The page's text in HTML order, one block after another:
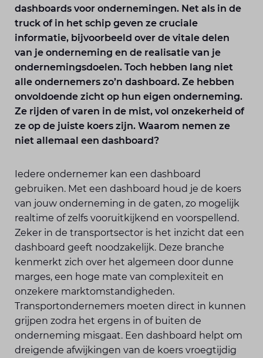
dashboards voor ondernemingen. Net als in de
truck of in het schip geven ze cruciale
informatie, bijvoorbeeld over de vitale delen
van je onderneming en de realisatie van je
ondernemingsdoelen. Toch hebben lang niet
alle ondernemers zo’n dashboard. Ze hebben
onvoldoende zicht op hun eigen onderneming.
Ze rijden of varen in de mist, vol onzekerheid of
ze op de juiste koers zijn. Waarom nemen ze
niet allemaal een dashboard?
Iedere ondernemer kan een dashboard
gebruiken. Met een dashboard houd je de koers
van jouw onderneming in de gaten, zo mogelijk
realtime of zelfs vooruitkijkend en voorspellend.
Zeker in de transportsector is het inzicht dat een
dashboard geeft noodzakelijk. Deze branche
kenmerkt zich over het algemeen door dunne
marges, een hoge mate van complexiteit en
onzekere marktomstandigheden.
Transportondernemers moeten direct in kunnen
grijpen zodra het ergens in of buiten de
onderneming misgaat. Een dashboard helpt om
dreigende afwijkingen van de koers vroegtijdig